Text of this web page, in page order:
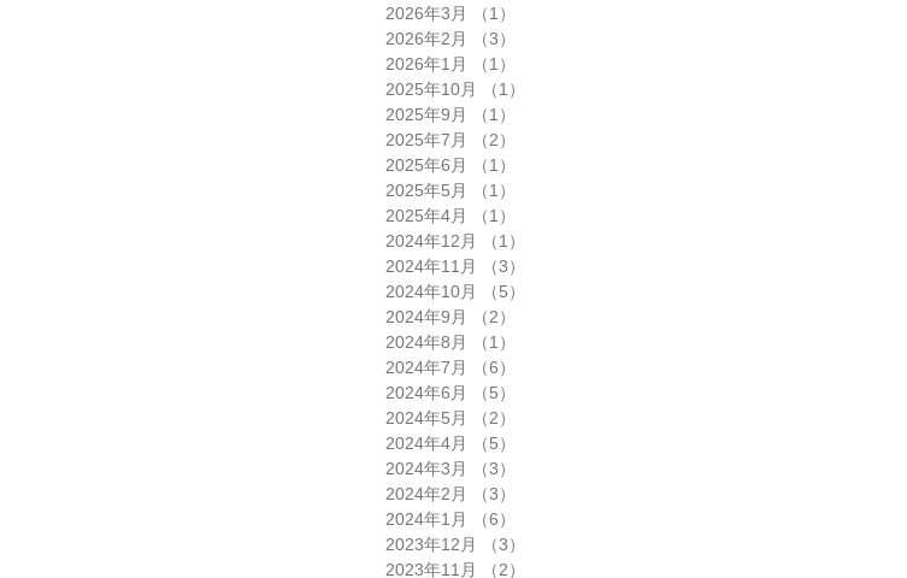
2026年3月
（1）
2026年2月
（3）
2026年1月
（1）
2025年10月
（1）
2025年9月
（1）
2025年7月
（2）
2025年6月
（1）
2025年5月
（1）
2025年4月
（1）
2024年12月
（1）
2024年11月
（3）
2024年10月
（5）
2024年9月
（2）
2024年8月
（1）
2024年7月
（6）
2024年6月
（5）
2024年5月
（2）
2024年4月
（5）
2024年3月
（3）
2024年2月
（3）
2024年1月
（6）
2023年12月
（3）
2023年11月
（2）